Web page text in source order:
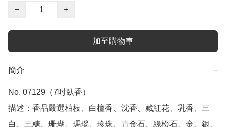
−
+
加至購物車
簡介 −
No. 07129（7吋臥香）
描述：香品嚴選柏枝、白檀香、沈香、藏紅花、乳香、三
白、三糖、珊瑚、瑪瑙、珍珠、青金石、綠松石、金、銀、